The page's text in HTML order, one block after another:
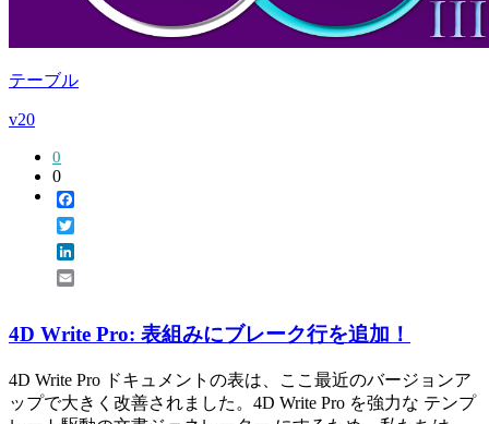
テーブル
v20
0
0
4D Write Pro: 表組みにブレーク行を追加！
4D Write Pro ドキュメントの表は、ここ最近のバージョンア
ップで大きく改善されました。4D Write Pro を強力な テンプ